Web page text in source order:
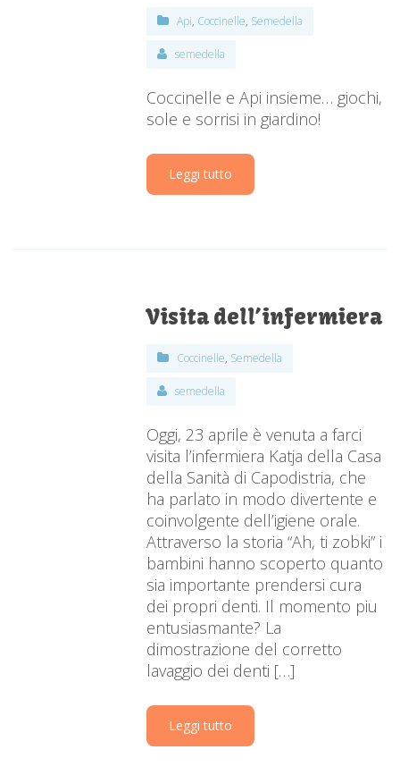
Api, Coccinelle, Semedella
semedella
Coccinelle e Api insieme… giochi,
sole e sorrisi in giardino!
Leggi tutto
Visita dell’infermiera
Coccinelle, Semedella
semedella
Oggi, 23 aprile è venuta a farci
visita l’infermiera Katja della Casa
della Sanità di Capodistria, che
ha parlato in modo divertente e
coinvolgente dell’igiene orale.
Attraverso la storia “Ah, ti zobki” i
bambini hanno scoperto quanto
sia importante prendersi cura
dei propri denti. Il momento piu
entusiasmante? La
dimostrazione del corretto
lavaggio dei denti […]
Leggi tutto